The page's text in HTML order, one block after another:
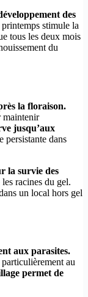
des
stimule la
tous les deux mois
du
la floraison.
maintenir
jusqu’aux
persistante dans
la survie des
racines du gel.
un local hors gel
aux parasites.
au
permet de